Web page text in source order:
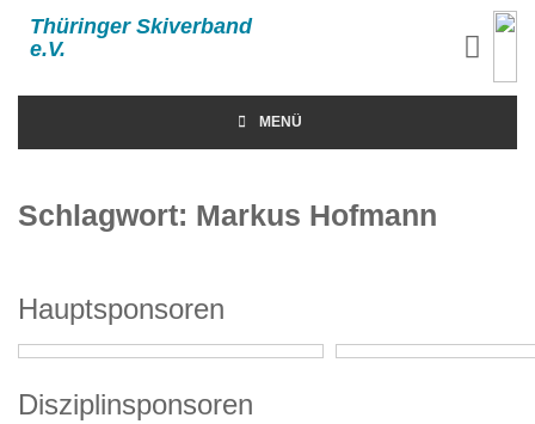
Thüringer Skiverband
e.V.
MENÜ
Schlagwort: Markus Hofmann
Hauptsponsoren
Disziplinsponsoren